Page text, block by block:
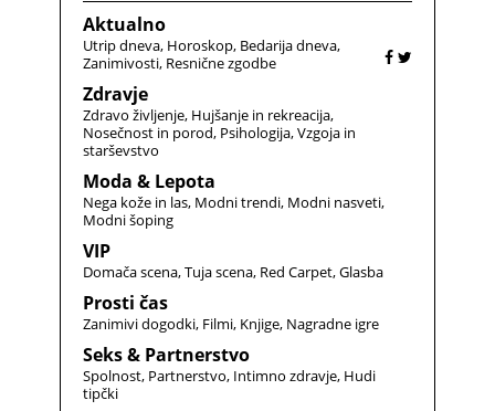
Aktualno
Utrip dneva Horoskop Bedarija dneva
Zanimivosti Resnične zgodbe
Zdravje
Zdravo življenje Hujšanje in rekreacija
Nosečnost in porod Psihologija Vzgoja in
starševstvo
Moda & Lepota
Nega kože in las Modni trendi Modni nasveti
Modni šoping
VIP
Domača scena Tuja scena Red Carpet Glasba
Prosti čas
Zanimivi dogodki Filmi Knjige Nagradne igre
Seks & Partnerstvo
Spolnost Partnerstvo Intimno zdravje Hudi
tipčki